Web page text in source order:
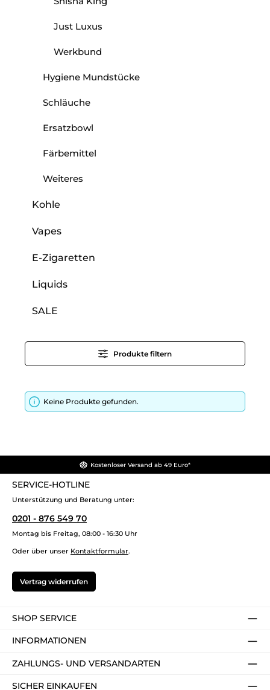
Just Luxus
Werkbund
Hygiene Mundstücke
Schläuche
Ersatzbowl
Färbemittel
Weiteres
Kohle
Vapes
E-Zigaretten
Liquids
SALE
Produkte filtern
Keine Produkte gefunden.
Kostenloser Versand ab 49 Euro*
SERVICE-HOTLINE
Unterstützung und Beratung unter:
0201 - 876 549 70
Montag bis Freitag, 08:00 - 16:30 Uhr
Oder über unser Kontaktformular.
Vertrag widerrufen
SHOP SERVICE
INFORMATIONEN
ZAHLUNGS- UND VERSANDARTEN
SICHER EINKAUFEN